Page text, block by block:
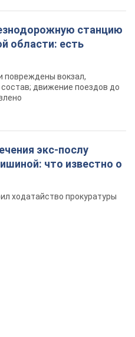
станцию
области: есть
повреждены вокзал,
движение поездов до
экс-послу
что известно о
ходатайство прокуратуры